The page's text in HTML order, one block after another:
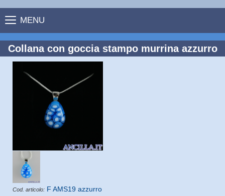
MENU
Collana con goccia stampo murrina azzurro
Cod. articolo: F AMS19 azzurro